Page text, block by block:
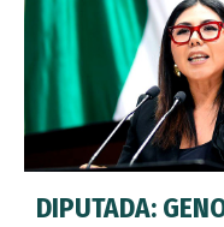
DIPUTADA: